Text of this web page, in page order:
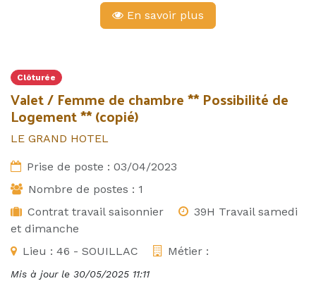
En savoir plus
Clôturée
Valet / Femme de chambre ** Possibilité de
Logement ** (copié)
LE GRAND HOTEL
Prise de poste : 03/04/2023
Nombre de postes : 1
Contrat travail saisonnier
39H Travail samedi
et dimanche
Lieu : 46 - SOUILLAC Métier :
Mis à jour le 30/05/2025 11:11